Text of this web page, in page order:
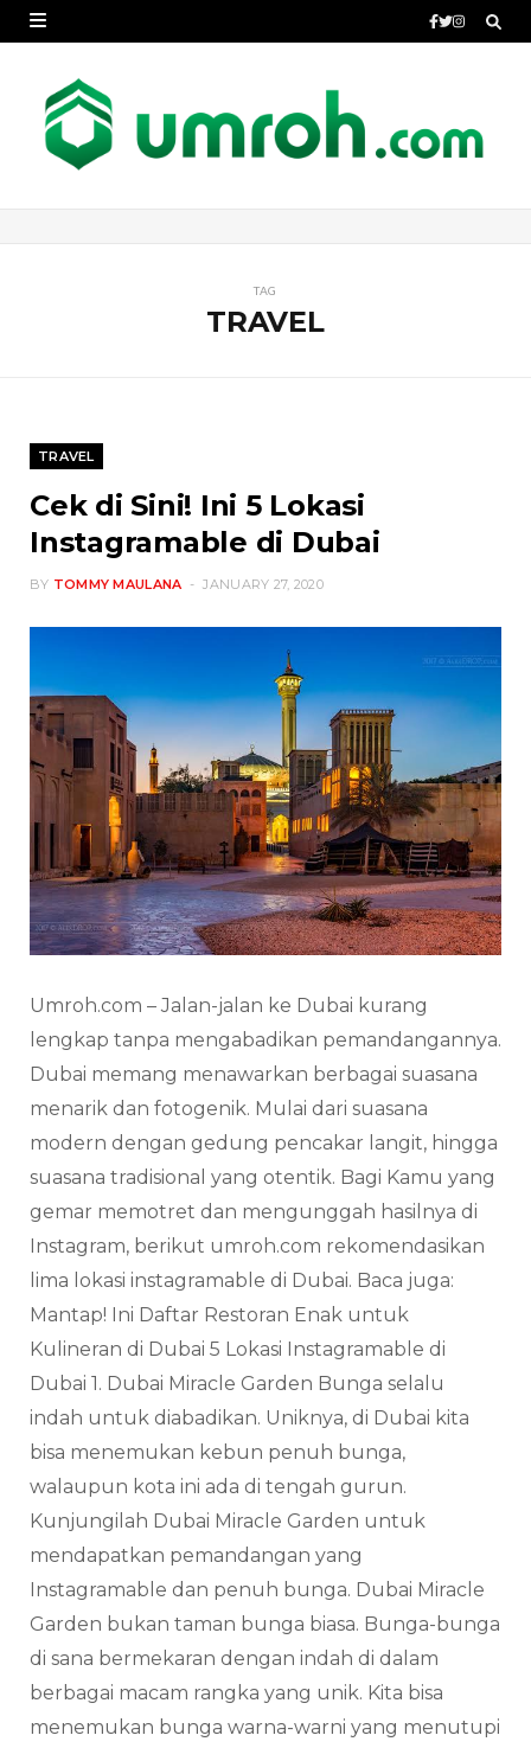
TAG
TRAVEL
TRAVEL
Cek di Sini! Ini 5 Lokasi
Instagramable di Dubai
BY TOMMY MAULANA JANUARY 27, 2020
Umroh.com – Jalan-jalan ke Dubai kurang
lengkap tanpa mengabadikan pemandangannya.
Dubai memang menawarkan berbagai suasana
menarik dan fotogenik. Mulai dari suasana
modern dengan gedung pencakar langit, hingga
suasana tradisional yang otentik. Bagi Kamu yang
gemar memotret dan mengunggah hasilnya di
Instagram, berikut umroh.com rekomendasikan
lima lokasi instagramable di Dubai. Baca juga:
Mantap! Ini Daftar Restoran Enak untuk
Kulineran di Dubai 5 Lokasi Instagramable di
Dubai 1. Dubai Miracle Garden Bunga selalu
indah untuk diabadikan. Uniknya, di Dubai kita
bisa menemukan kebun penuh bunga,
walaupun kota ini ada di tengah gurun.
Kunjungilah Dubai Miracle Garden untuk
mendapatkan pemandangan yang
Instagramable dan penuh bunga. Dubai Miracle
Garden bukan taman bunga biasa. Bunga-bunga
di sana bermekaran dengan indah di dalam
berbagai macam rangka yang unik. Kita bisa
menemukan bunga warna-warni yang menutupi